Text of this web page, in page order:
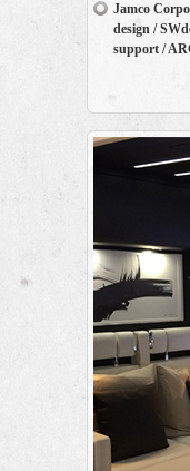
Jamco
design /
support /